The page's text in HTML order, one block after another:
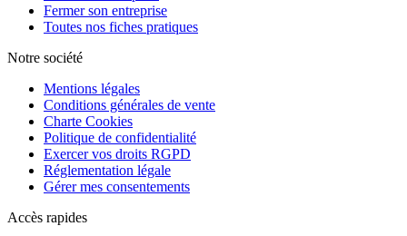
Fermer son entreprise
Toutes nos fiches pratiques
Notre société
Mentions légales
Conditions générales de vente
Charte Cookies
Politique de confidentialité
Exercer vos droits RGPD
Réglementation légale
Gérer mes consentements
Accès rapides